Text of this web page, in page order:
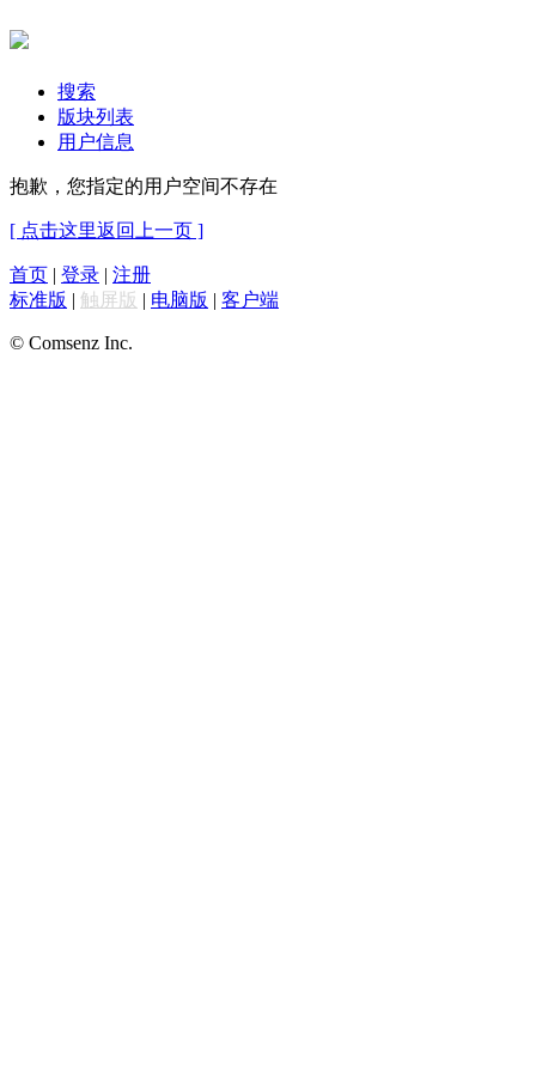
搜索
版块列表
用户信息
抱歉，您指定的用户空间不存在
[ 点击这里返回上一页 ]
首页 | 登录 | 注册
标准版 | 触屏版 | 电脑版 | 客户端
© Comsenz Inc.